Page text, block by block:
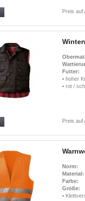
Preis auf
Futter:
• hoher
• rot /
Preis auf
Norm:
Material:
Farbe:
Größe:
•